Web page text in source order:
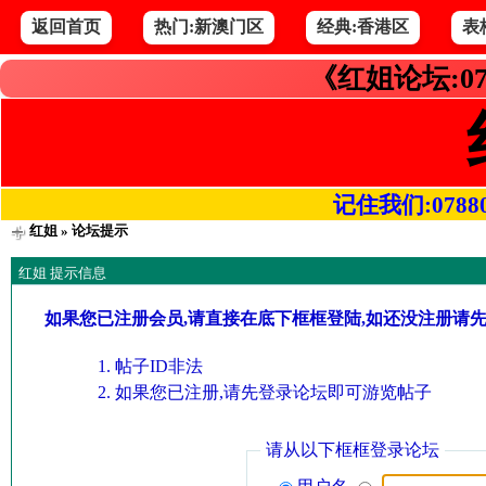
返回首页 热门:新澳门区 经典:香港区 表
《红姐论坛
记住我们
红姐» 论坛提示
红姐 提示信息
如果您已注册会员,请直接在底下框框登陆,如还没注册请
帖子ID非法
如果您已注册,请先登录论坛即可游览帖子
请从以下框框登录论坛